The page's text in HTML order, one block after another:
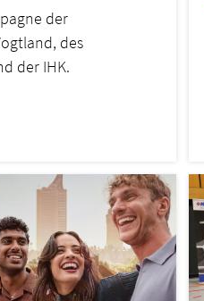
der
des
der IHK.